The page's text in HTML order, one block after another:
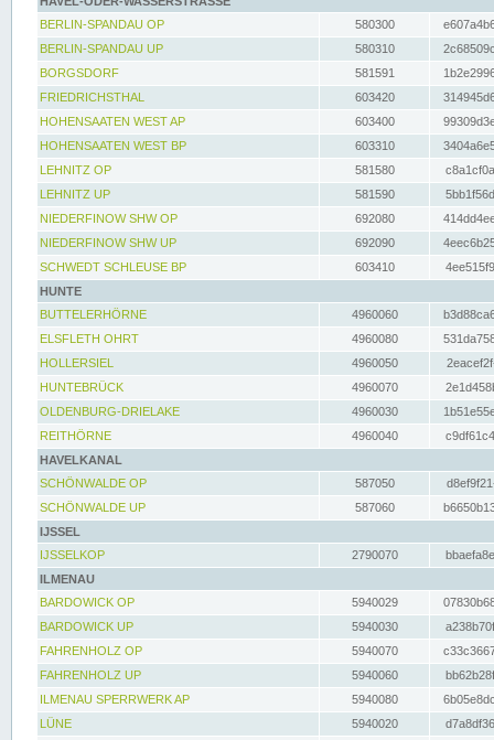
BERLIN-SPANDAU OP
580300
BERLIN-SPANDAU UP
580310
BORGSDORF
581591
FRIEDRICHSTHAL
603420
HOHENSAATEN WEST AP
603400
HOHENSAATEN WEST BP
603310
LEHNITZ OP
581580
LEHNITZ UP
581590
NIEDERFINOW SHW OP
692080
NIEDERFINOW SHW UP
692090
SCHWEDT SCHLEUSE BP
603410
HUNTE
BUTTELERHÖRNE
4960060
ELSFLETH OHRT
4960080
HOLLERSIEL
4960050
HUNTEBRÜCK
4960070
OLDENBURG-DRIELAKE
4960030
REITHÖRNE
4960040
HAVELKANAL
SCHÖNWALDE OP
587050
SCHÖNWALDE UP
587060
IJSSEL
IJSSELKOP
2790070
ILMENAU
BARDOWICK OP
5940029
BARDOWICK UP
5940030
FAHRENHOLZ OP
5940070
FAHRENHOLZ UP
5940060
ILMENAU SPERRWERK AP
5940080
LÜNE
5940020